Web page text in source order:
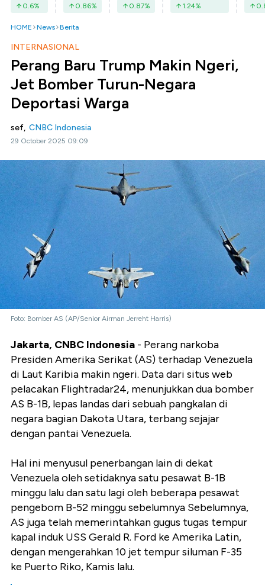
0.6% 0.86% 0.87% 1.24%
HOME News Berita
INTERNASIONAL
Perang Baru Trump Makin Ngeri,
Jet Bomber Turun-Negara
Deportasi Warga
sef, CNBC Indonesia
29 October 2025 09:09
Foto: Bomber AS (AP/Senior Airman Jerreht Harris)
Jakarta, CNBC Indonesia - Perang narkoba
Presiden Amerika Serikat (AS) terhadap Venezuela
di Laut Karibia makin ngeri. Data dari situs web
pelacakan Flightradar24, menunjukkan dua bomber
AS B-1B, lepas landas dari sebuah pangkalan di
negara bagian Dakota Utara, terbang sejajar
dengan pantai Venezuela.
Hal ini menyusul penerbangan lain di dekat
Venezuela oleh setidaknya satu pesawat B-1B
minggu lalu dan satu lagi oleh beberapa pesawat
pengebom B-52 minggu sebelumnya Sebelumnya,
AS juga telah memerintahkan gugus tugas tempur
kapal induk USS Gerald R. Ford ke Amerika Latin,
dengan mengerahkan 10 jet tempur siluman F-35
ke Puerto Riko, Kamis lalu.